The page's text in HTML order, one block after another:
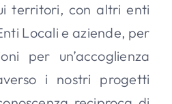
territori, con altri enti
Locali e aziende, per
per un’accoglienza
i nostri progetti